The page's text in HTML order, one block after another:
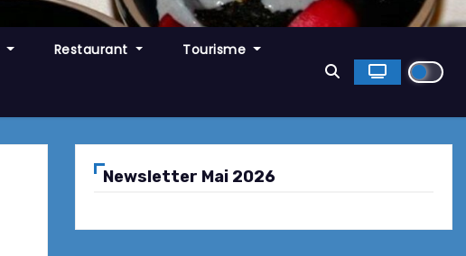
Restaurant Tourisme
Newsletter Mai 2026